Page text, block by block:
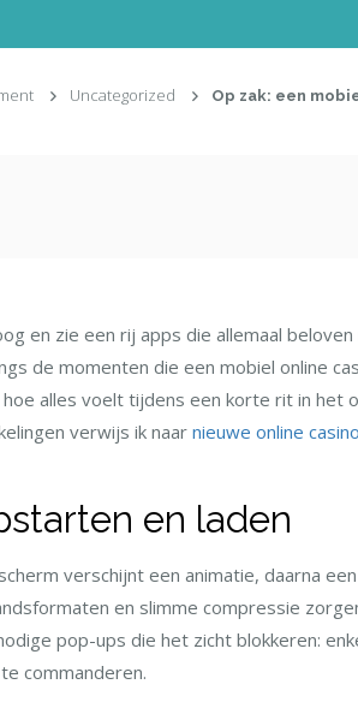
Uncategorized Op zak: een
en zie een rij apps die allemaal
de momenten die een mobiel online
alles voelt tijdens een korte rit in het
verwijs ik naar nieuwe online
en laden
verschijnt een animatie, daarna
en slimme compressie
pop-ups die het zicht blokkeren:
commanderen.